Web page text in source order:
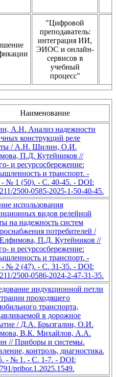
"Цифровой
преподаватель:
интеграция ИИ,
ЭИОС и онлайн-
сервисов в
учебный
процесс"
Наименование
А.Н. Анализ надежности
конструкций реле
/ А.Н. Шилин, О.И.
П.Д. Кутейников //
и ресурсосбережение:
и транспорт. -
- № 1 (50). - C. 40-45. - DOI:
2500-0585-2025-1-50-40-45.
использования
видов релейной
на надежность систем
потребителей /
П.Д. Кутейников //
и ресурсосбережение:
и транспорт. -
- № 2 (47). - C. 31-35. - DOI:
2500-0586-2024-2-47-31-35.
индукционной петли
проходящего
транспорта,
в дорожное
/ Д.А. Брызгалин, О.И.
В.К. Михайлов, А.А.
// Приборы и системы.
контроль, диагностика.
- № 1. - C. 1-7. - DOI:
pribor.1.2025.1549.